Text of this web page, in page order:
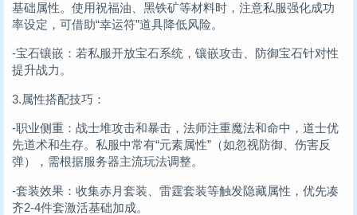
基础属性。使用祝福油、黑铁矿等材料时，注意私服强化成功
率设定，可借助“幸运符”道具降低风险。
-宝石镶嵌：若私服开放宝石系统，镶嵌攻击、防御宝石针对性
提升战力。
3.属性搭配技巧：
-职业侧重：战士堆攻击和暴击，法师注重魔法和命中，道士优
先道术和生存。私服中常有“元素属性”（如忽视防御、伤害反
弹），需根据服务器主流玩法调整。
-套装效果：收集赤月套装、雷霆套装等触发隐藏属性，优先凑
齐2-4件套激活基础加成。